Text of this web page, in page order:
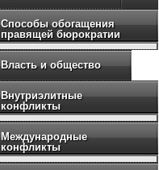
Способы обогащения
правящей бюрократии
Власть и общество
Внутриэлитные
конфликты
Международные
конфликты